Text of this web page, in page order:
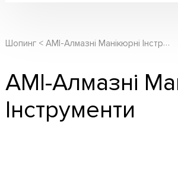
Шопинг АМІ-Алмазні Манікюрні Інструменти
АМІ-Алмазні
Інструменти